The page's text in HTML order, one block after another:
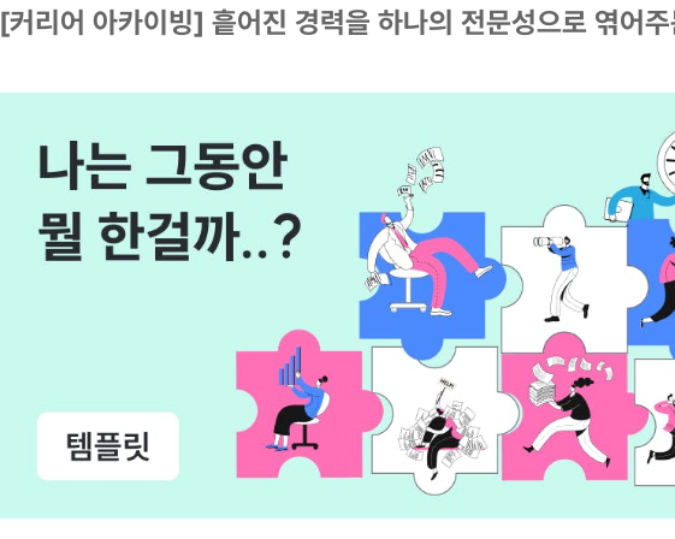
[커리어 아카이빙] 흩어진 경력을 하나의 전문성으로 엮어